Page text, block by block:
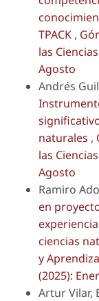
TPACK ,
las
Agosto
Andrés
naturales ,
las
Agosto
Ramiro
en
ciencias
y
(2025):
Artur Vilar,